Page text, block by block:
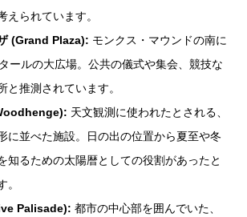
えられています。
(Grand Plaza): モンクス・マウンドの南に
ールの大広場。公共の儀式や集会、競技な
と推測されています。
天文観測に使われたとされる、
に並べた施設。日の出の位置から夏至や冬
知るための太陽暦としての役割があったと
。
Palisade): 都市の中心部を囲んでいた、